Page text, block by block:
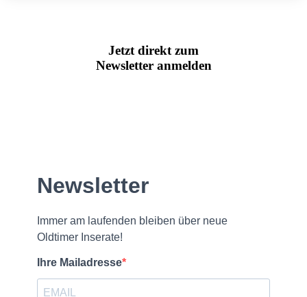
Jetzt direkt zum
Newsletter anmelden